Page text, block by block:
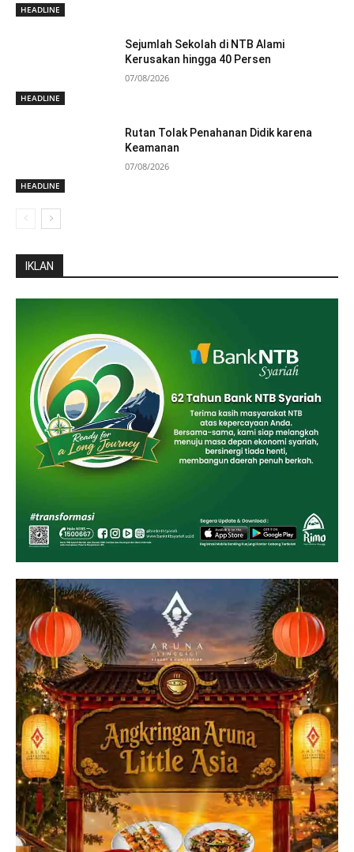
HEADLINE
HEADLINE
Sejumlah Sekolah di NTB Alami
Kerusakan hingga 40 Persen
07/08/2026
HEADLINE
Rutan Tolak Penahanan Didik karena
Keamanan
07/08/2026
IKLAN